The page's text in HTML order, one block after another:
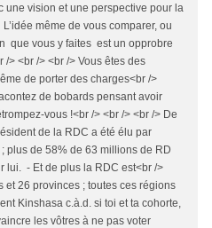
une vision et une perspective pour la
même de vous comparer, ou
que vous y faites est un opprobre
/> <br /> <br /> Vous êtes des
de porter des charges<br />
de bobards pensant avoir
vous !<br /> <br /> <br /> De
de la RDC a été élu par
plus de 58% de 63 millions de RD
lui. - Et de plus la RDC est<br />
et 26 provinces ; toutes ces régions
Kinshasa c.à.d. si toi et ta cohorte,
les vôtres à ne pas voter